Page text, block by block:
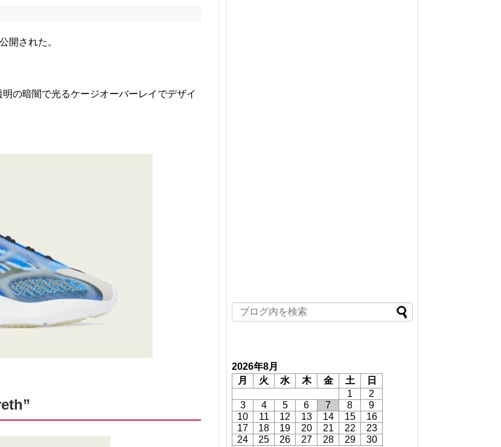
開された。
の暗闇で光るケージオーバーレイでデザイ
2026年8月
月
火 水 木 金 土 日
1
2
3
4 5 6 7 8
9
10
11 12 13 14 15
16
17
18 19 20 21 22
23
24
25 26 27 28 29
30